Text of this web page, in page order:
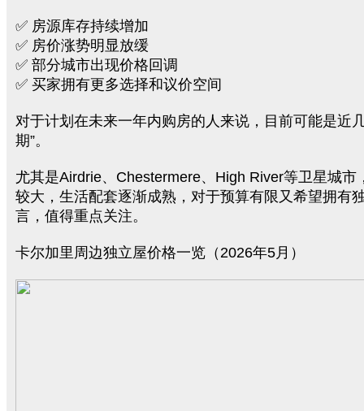
✅ 房源库存持续增加
✅ 房价涨势明显放缓
✅ 部分城市出现价格回调
✅ 买家拥有更多选择和议价空间
对于计划在未来一年内购房的人来说，目前可能是近
期”。
尤其是Airdrie、Chestermere、High River等卫星城市
较大，生活配套逐渐成熟，对于预算有限又希望拥有
言，值得重点关注。
卡尔加里周边独立屋价格一览（2026年5月）